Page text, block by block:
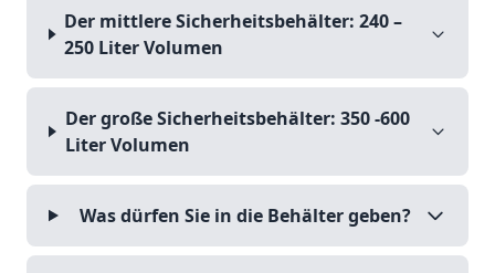
Der mittlere Sicherheitsbehälter: 240 –
250 Liter Volumen
Der große Sicherheitsbehälter: 350 -600
Liter Volumen
Was dürfen Sie in die Behälter geben?